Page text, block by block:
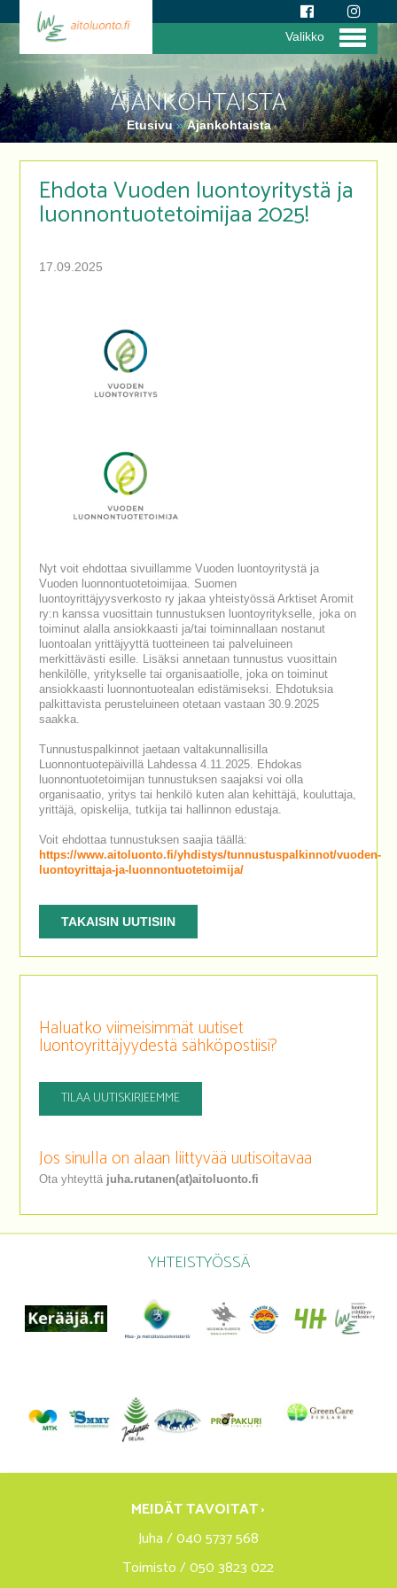
AJANKOHTAISTA
Etusivu»Ajankohtaista
Valikko
Ehdota Vuoden luontoyritystä ja
luonnontuotetoimijaa 2025!
17.09.2025
Nyt voit ehdottaa sivuillamme Vuoden luontoyritystä ja
Vuoden luonnontuotetoimijaa. Suomen
luontoyrittäjyysverkosto ry jakaa yhteistyössä Arktiset Aromit
ry:n kanssa vuosittain tunnustuksen luontoyritykselle, joka on
toiminut alalla ansiokkaasti ja/tai toiminnallaan nostanut
luontoalan yrittäjyyttä tuotteineen tai palveluineen
merkittävästi esille. Lisäksi annetaan tunnustus vuosittain
henkilölle, yritykselle tai organisaatiolle, joka on toiminut
ansiokkaasti luonnontuotealan edistämiseksi. Ehdotuksia
palkittavista perusteluineen otetaan vastaan 30.9.2025
saakka.
Tunnustuspalkinnot jaetaan valtakunnallisilla
Luonnontuotepäivillä Lahdessa 4.11.2025. Ehdokas
luonnontuotetoimijan tunnustuksen saajaksi voi olla
organisaatio, yritys tai henkilö kuten alan kehittäjä, kouluttaja,
yrittäjä, opiskelija, tutkija tai hallinnon edustaja.
Voit ehdottaa tunnustuksen saajia täällä:
https://www.aitoluonto.fi/yhdistys/tunnustuspalkinnot/vuoden-
luontoyrittaja-ja-luonnontuotetoimija/
TAKAISIN UUTISIIN
Haluatko viimeisimmät uutiset
luontoyrittäjyydestä sähköpostiisi?
TILAA UUTISKIRJEEMME
Jos sinulla on alaan liittyvää uutisoitavaa
Ota yhteyttä juha.rutanen(at)aitoluonto.fi
YHTEISTYÖSSÄ
MEIDÄT TAVOITAT ›
Juha / 040 5737 568
Toimisto / 050 3823 022